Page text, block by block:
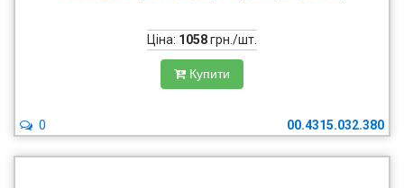
Ціна: 1058грн./шт.
Купити
00.4315.032.380
0